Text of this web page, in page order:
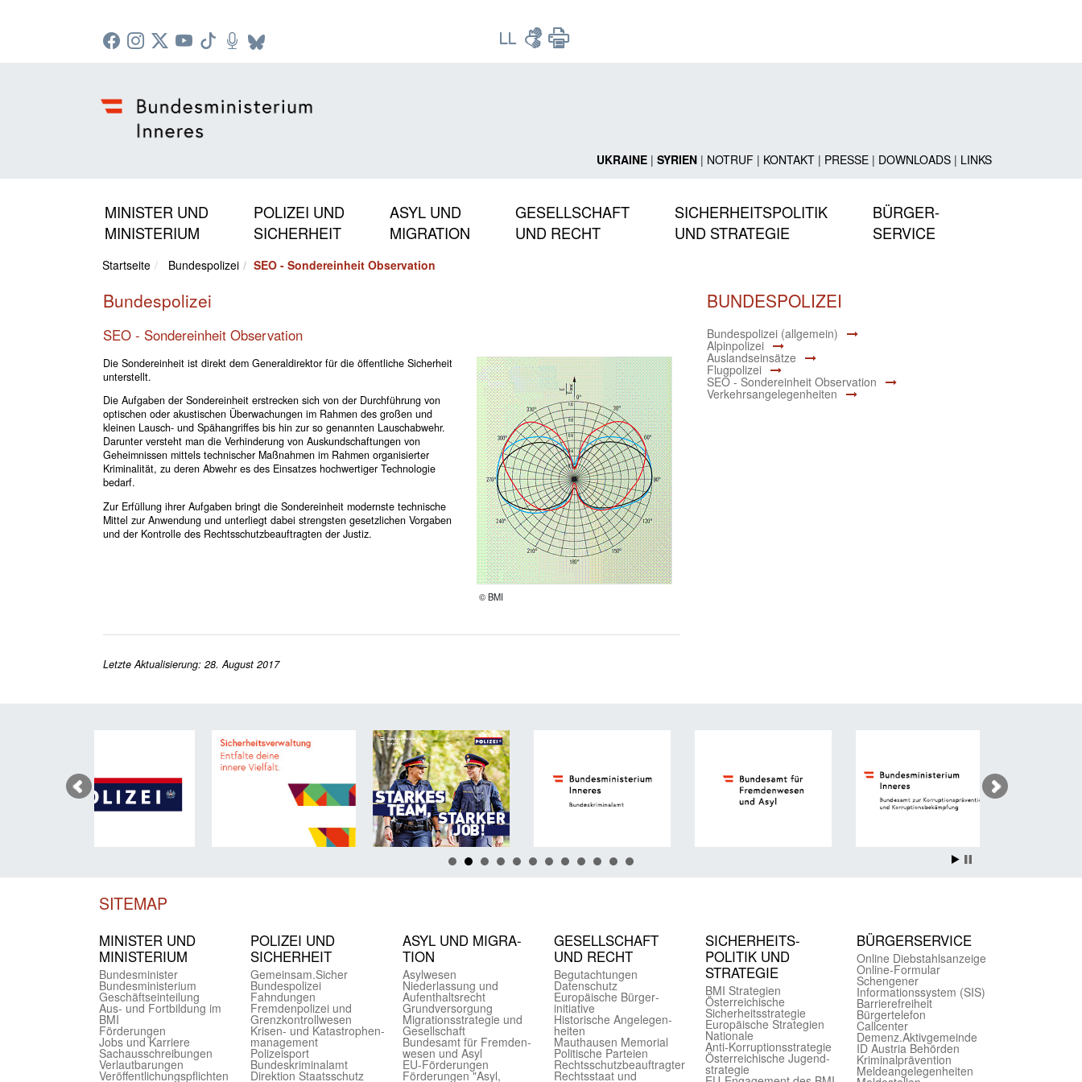
UKRAINE| SYRIEN| NOTRUF| KONTAKT| PRESSE| DOWNLOADS| LINKS
MINISTER UND
MINISTERIUM
POLIZEI UND
SICHERHEIT
ASYL UND
MIGRATION
GESELLSCHAFT
UND RECHT
SICHERHEITSPOLITIK
UND STRATEGIE
BÜRGER-
SERVICE
Startseite Bundespolizei SEO - Sondereinheit Observation
Bundespolizei
SEO - Sondereinheit Observation
© BMI
Die Sondereinheit ist direkt dem Generaldirektor für die öffentliche Sicherheit
unterstellt.
Die Aufgaben der Sondereinheit erstrecken sich von der Durchführung von
optischen oder akustischen Überwachungen im Rahmen des großen und
kleinen Lausch- und Spähangriffes bis hin zur so genannten Lauschabwehr.
Darunter versteht man die Verhinderung von Auskundschaftungen von
Geheimnissen mittels technischer Maßnahmen im Rahmen organisierter
Kriminalität, zu deren Abwehr es des Einsatzes hochwertiger Technologie
bedarf.
Zur Erfüllung ihrer Aufgaben bringt die Sondereinheit modernste technische
Mittel zur Anwendung und unterliegt dabei strengsten gesetzlichen Vorgaben
und der Kontrolle des Rechtsschutzbeauftragten der Justiz.
Letzte Aktualisierung: 28. August 2017
BUNDESPOLIZEI
Bundespolizei (allgemein)
Alpinpolizei
Auslandseinsätze
Flugpolizei
SEO - Sondereinheit Observation
Verkehrsangelegenheiten
SITEMAP
MINISTER UND
MINIST­ERIUM
Bundes­minister
Bundes­ministerium
Geschäfts­einteilung
Aus- und Fortbildung im
BMI
Förderungen
Jobs und Karriere
Sachaus­schreibungen
Verlautbarungen
Veröffentlichungspflichten
POLIZEI UND
SICHER­HEIT
Gemein­sam.Sicher
Bundes­polizei
Fahndungen
Fremdenpolizei und
Grenzkontrollwesen
Krisen- und Katastrophen­
management
Polizeisport
Bundes­kriminal­amt
Direktion Staats­schutz
ASYL UND MIGRA­
TION
Asyl­wesen
Nieder­lassung und
Aufent­halts­recht
Grund­versorgung
Migrations­strategie und
Gesell­schaft
Bundes­amt für Fremden­
wesen und Asyl
EU-Förde­rungen
Förderungen "Asyl,
GE­SELL­SCHAFT
UND RECHT
Begut­achtungen
Daten­schutz
Europäische Bürger­
initiative
Historische Angelegen­
heiten
Mauthausen Memorial
Politische Parteien
Rechts­schutz­beauftragter
Rechts­staat und
SICHER­HEITS­
POLITIK UND
STRATEGIE
BMI Strategien
Öster­reichische
Sicherheits­strategie
Europäische Strategien
Nationale
Anti-Korruptions­strategie
Öster­reichische Jugend­
strategie
BÜRGER­SERVICE
Online Diebstahls­anzeige
Online-Formular
Schengener
Informationssystem (SIS)
Barriere­freiheit
Bürger­telefon
Call­center
Demenz.Aktiv­gemeinde
ID Austria Behörden
Kriminal­prävention
Melde­an­ge­le­gen­heiten